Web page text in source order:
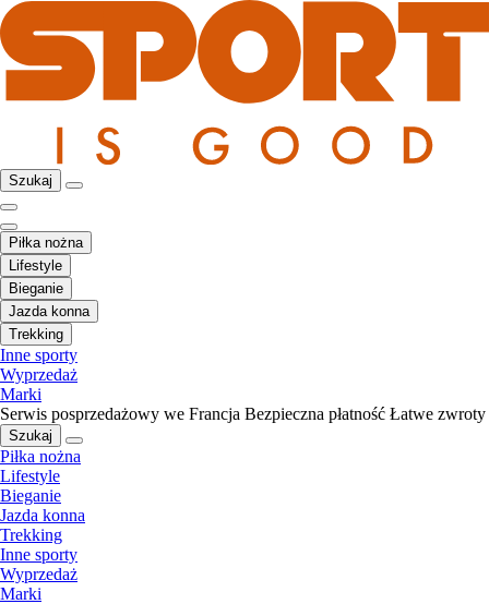
Szukaj
Piłka nożna
Lifestyle
Bieganie
Jazda konna
Trekking
Inne sporty
Wyprzedaż
Marki
Serwis posprzedażowy we Francja Bezpieczna płatność Łatwe zwroty
Szukaj
Piłka nożna
Lifestyle
Bieganie
Jazda konna
Trekking
Inne sporty
Wyprzedaż
Marki